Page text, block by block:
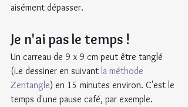
aisément dépasser.
Je n'ai pas le temps !
Un carreau de 9 x 9 cm peut être tanglé
(i.e dessiner en suivant la méthode
Zentangle) en 15 minutes environ. C'est le
temps d'une pause café, par exemple.